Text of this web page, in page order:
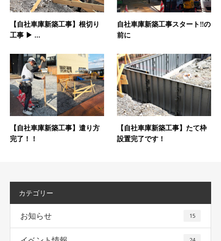
【自社車庫新築工事】根切り
工事 ▶ ...
自社車庫新築工事スタート‼︎の
前に
【自社車庫新築工事】遣り方
完了！！
【自社車庫新築工事】たて枠
設置完了です！
カテゴリー
お知らせ 15